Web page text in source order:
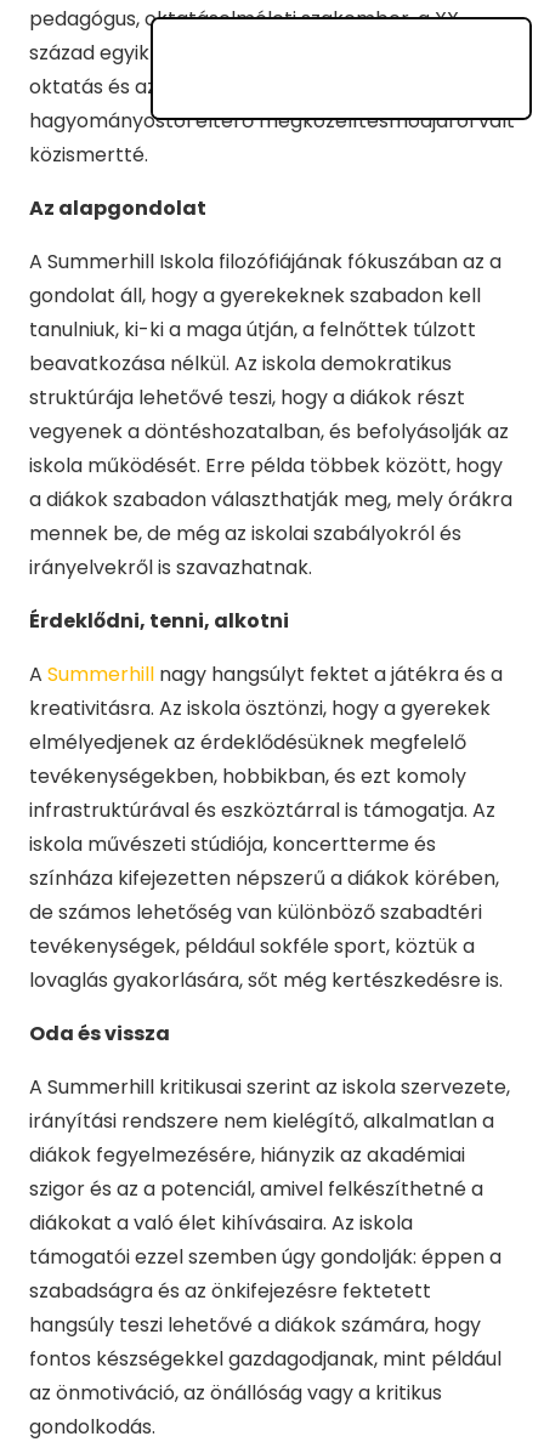
pedagógus, oktatáselméleti szakember, a XX.
század egyik legjelentősebb iskolakritikusa. Az
oktatás és az iskola elméletének
hagyományostól eltérő megközelítésmódjáról vált
közismertté.
Az alapgondolat
A Summerhill Iskola filozófiájának fókuszában az a
gondolat áll, hogy a gyerekeknek szabadon kell
tanulniuk, ki-ki a maga útján, a felnőttek túlzott
beavatkozása nélkül. Az iskola demokratikus
struktúrája lehetővé teszi, hogy a diákok részt
vegyenek a döntéshozatalban, és befolyásolják az
iskola működését. Erre példa többek között, hogy
a diákok szabadon választhatják meg, mely órákra
mennek be, de még az iskolai szabályokról és
irányelvekről is szavazhatnak.
Érdeklődni, tenni, alkotni
A Summerhill nagy hangsúlyt fektet a játékra és a
kreativitásra. Az iskola ösztönzi, hogy a gyerekek
elmélyedjenek az érdeklődésüknek megfelelő
tevékenységekben, hobbikban, és ezt komoly
infrastruktúrával és eszköztárral is támogatja. Az
iskola művészeti stúdiója, koncertterme és
színháza kifejezetten népszerű a diákok körében,
de számos lehetőség van különböző szabadtéri
tevékenységek, például sokféle sport, köztük a
lovaglás gyakorlására, sőt még kertészkedésre is.
Oda és vissza
A Summerhill kritikusai szerint az iskola szervezete,
irányítási rendszere nem kielégítő, alkalmatlan a
diákok fegyelmezésére, hiányzik az akadémiai
szigor és az a potenciál, amivel felkészíthetné a
diákokat a való élet kihívásaira. Az iskola
támogatói ezzel szemben úgy gondolják: éppen a
szabadságra és az önkifejezésre fektetett
hangsúly teszi lehetővé a diákok számára, hogy
fontos készségekkel gazdagodjanak, mint például
az önmotiváció, az önállóság vagy a kritikus
gondolkodás.